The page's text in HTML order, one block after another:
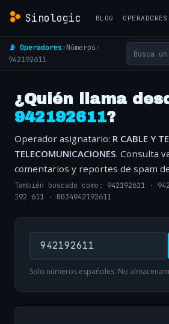
Sinologic BLOG OPERADORES
📡 Operadores›Números›
942192611
¿Quién llama
942192611?
Operador asignatario: R CABLE Y
TELECOMUNICACIONES. Consulta
comentarios y reportes de spam
También buscado como: 942192611 ·
192 611 · 0034942192611
Solo números españoles. No